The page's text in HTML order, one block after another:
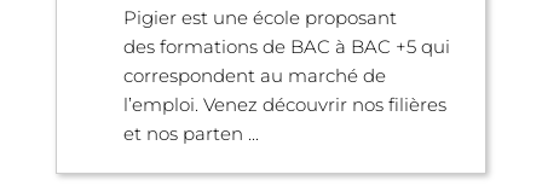
Pigier est une école proposant
des formations de BAC à BAC +5 qui
correspondent au marché de
l’emploi. Venez découvrir nos filières
et nos parten ...